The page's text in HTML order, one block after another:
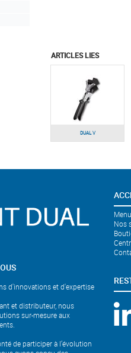
ARTICLES LIES
DUAL V
d'innovations et d'expertise
et distributeur, nous
sur-mesure aux
de participer à l’évolution
Nos